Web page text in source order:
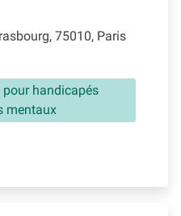
75010, Paris
handicapés
mentaux